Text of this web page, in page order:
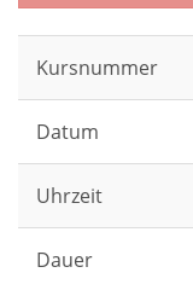
Kursnummer
Datum
Uhrzeit
Dauer